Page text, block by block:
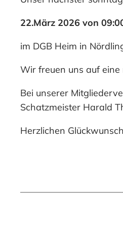
22.März 2026 von
im DGB Heim in
Wir freuen uns auf
Bei unserer
Schatzmeister Harald
Herzlichen